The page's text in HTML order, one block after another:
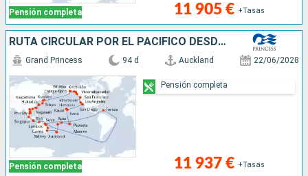
Pensión completa 11 905 € +Tasas
RUTA CIRCULAR POR EL PACÍFICO DESDE AUCK
Pensión completa
Grand Princess 94 d Auckland 22/06/2028
11 937 € +Tasas
Pensión completa